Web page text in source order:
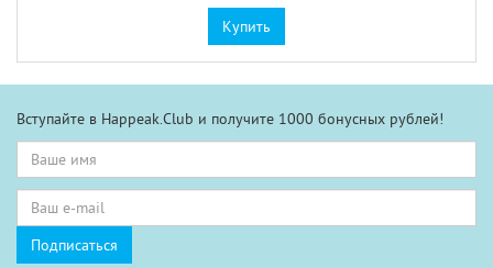
Купить
Вступайте в Happeak.Club и получите 1000 бонусных рублей!